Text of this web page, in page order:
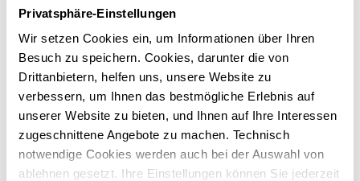
Privatsphäre-Einstellungen
Wir setzen Cookies ein, um Informationen über Ihren
Besuch zu speichern. Cookies, darunter die von
Drittanbietern, helfen uns, unsere Website zu
verbessern, um Ihnen das bestmögliche Erlebnis auf
unserer Website zu bieten, und Ihnen auf Ihre Interessen
zugeschnittene Angebote zu machen. Technisch
notwendige Cookies werden auch bei der Auswahl von
ablehnen gesetzt. Ihre Einstellungen können Sie jederzeit
Kommunikation
Unterstützte Kommunikation
ermöglicht unseren Schüler*innen
Das
befindet